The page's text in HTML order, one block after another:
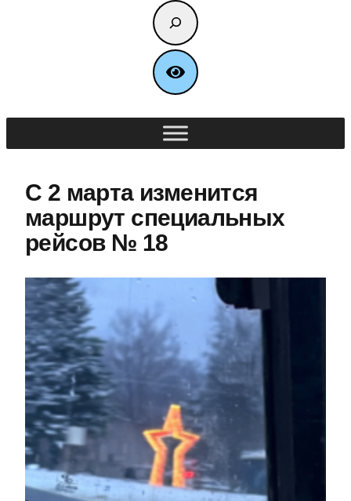
Поиск
С 2 марта изменится
маршрут специальных
рейсов № 18